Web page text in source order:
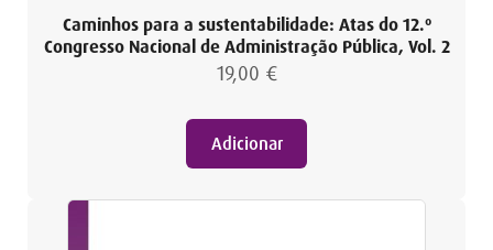
Caminhos para a sustentabilidade: Atas do 12.º
Congresso Nacional de Administração Pública, Vol. 2
19,00 €
Adicionar